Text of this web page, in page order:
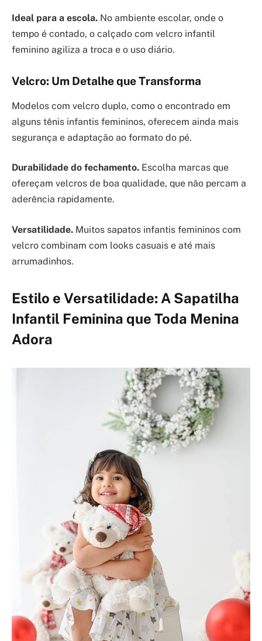
Ideal para a escola. No ambiente escolar, onde o
tempo é contado, o calçado com velcro infantil
feminino agiliza a troca e o uso diário.
Velcro: Um Detalhe que Transforma
Modelos com velcro duplo, como o encontrado em
alguns tênis infantis femininos, oferecem ainda mais
segurança e adaptação ao formato do pé.
Durabilidade do fechamento. Escolha marcas que
ofereçam velcros de boa qualidade, que não percam a
aderência rapidamente.
Versatilidade. Muitos sapatos infantis femininos com
velcro combinam com looks casuais e até mais
arrumadinhos.
Estilo e Versatilidade: A Sapatilha
Infantil Feminina que Toda Menina
Adora